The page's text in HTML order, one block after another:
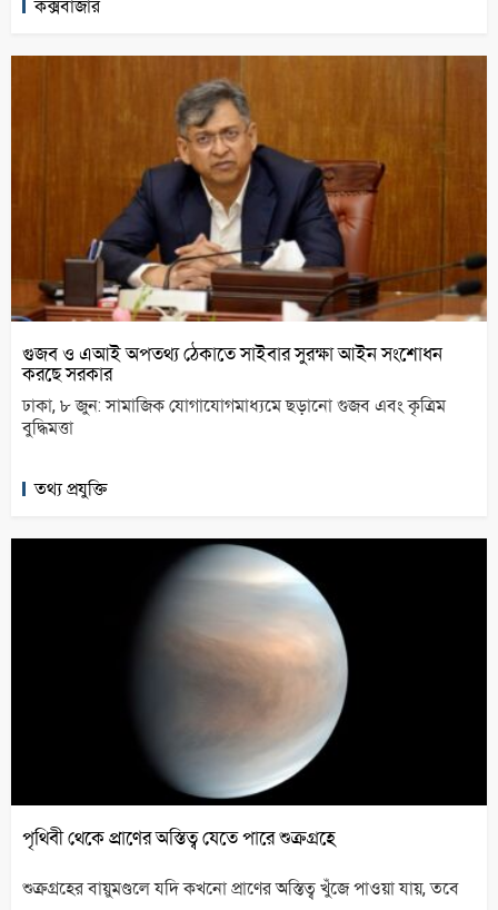
কক্সবাজার
গুজব ও এআই অপতথ্য ঠেকাতে সাইবার সুরক্ষা আইন সংশোধন
করছে সরকার
ঢাকা, ৮ জুন: সামাজিক যোগাযোগমাধ্যমে ছড়ানো গুজব এবং কৃত্রিম
বুদ্ধিমত্তা
তথ্য প্রযুক্তি
পৃথিবী থেকে প্রাণের অস্তিত্ব যেতে পারে শুক্রগ্রহে
শুক্রগ্রহের বায়ুমণ্ডলে যদি কখনো প্রাণের অস্তিত্ব খুঁজে পাওয়া যায়, তবে